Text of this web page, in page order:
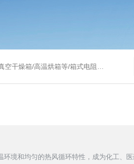
管式炉/气氛炉/试验箱/摇床/振荡器/水槽/水浴锅等
境和均匀的热风循环特性，成为化工、